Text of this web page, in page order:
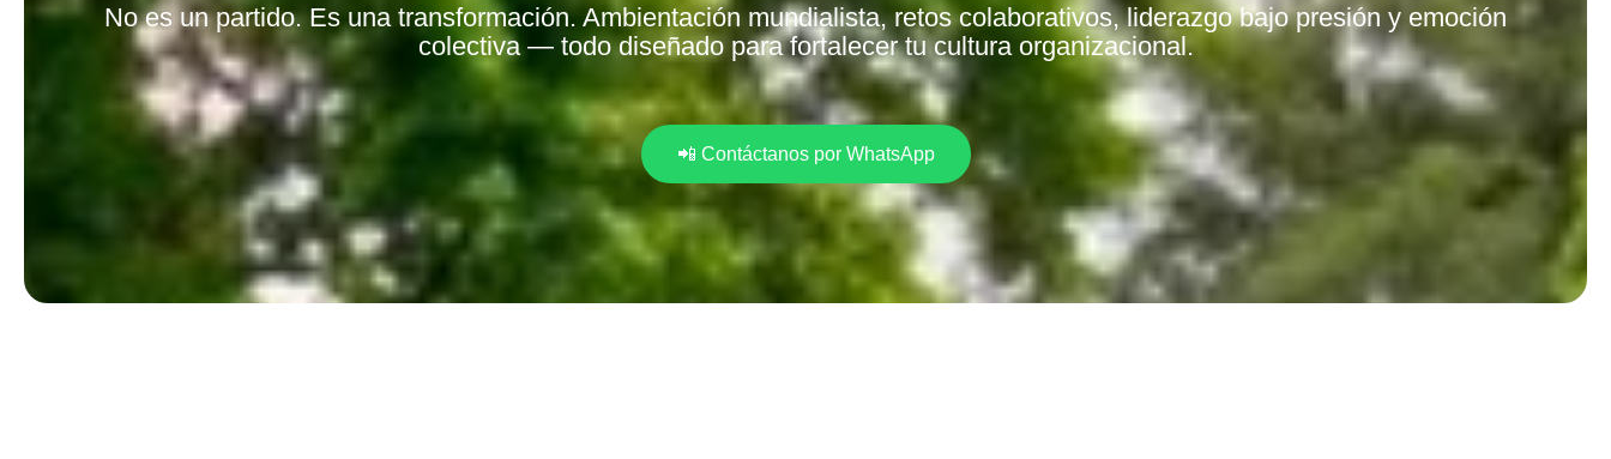
No es un partido. Es una transformación. Ambientación mundialista, retos colaborativos, liderazgo bajo presión y emoción
colectiva — todo diseñado para fortalecer tu cultura organizacional.
📲 Contáctanos por WhatsApp